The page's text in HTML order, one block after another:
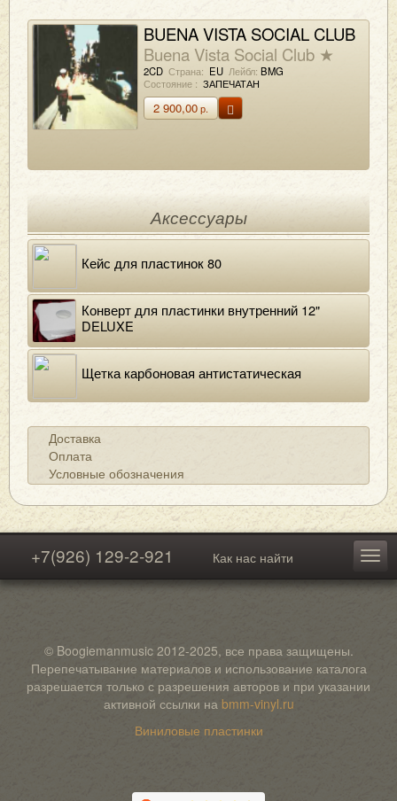
BUENA VISTA SOCIAL CLUB
Buena Vista Social Club ★
Edición 25 Aniversario
2CD Страна: EU Лейбл: BMG
Состояние : ЗАПЕЧАТАН
2 900,00р.
Аксессуары
Кейс для пластинок 80
Конверт для пластинки внутренний 12"
DELUXE
Щетка карбоновая антистатическая
Доставка
Оплата
Условные обозначения
+7(926) 129-2-921 Как нас найти
© Boogiemanmusic 2012-2025, все права защищены.
Перепечатывание материалов и использование каталога
разрешается только с разрешения авторов и при указании
активной ссылки на bmm-vinyl.ru
Виниловые пластинки